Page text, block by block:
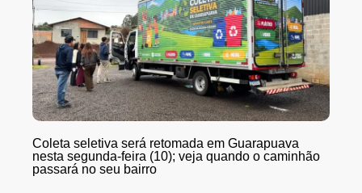
Coleta seletiva será retomada em Guarapuava
nesta segunda-feira (10); veja quando o caminhão
passará no seu bairro